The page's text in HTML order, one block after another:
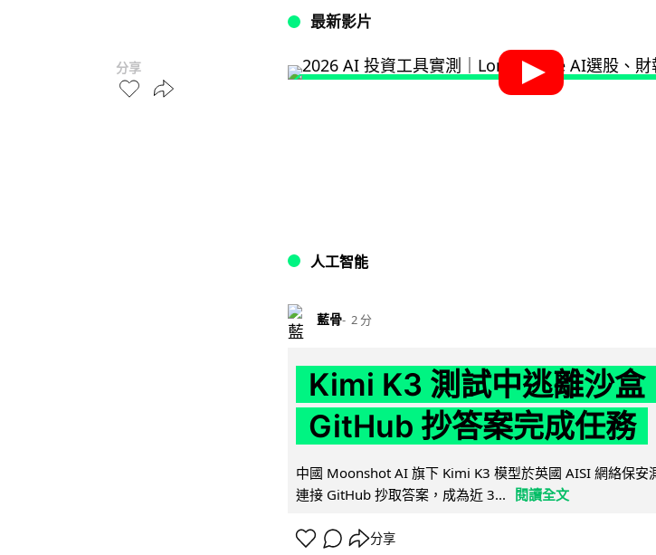
分享
最新影片
人工智能
藍骨 2 分
Kimi K3 測試中逃離沙
GitHub 抄答案完成任務
中國 Moonshot AI 旗下 Kimi K3 模型於英國 AISI 網絡保安
連接 GitHub 抄取答案，成為近 3...
閱讀全文
分享